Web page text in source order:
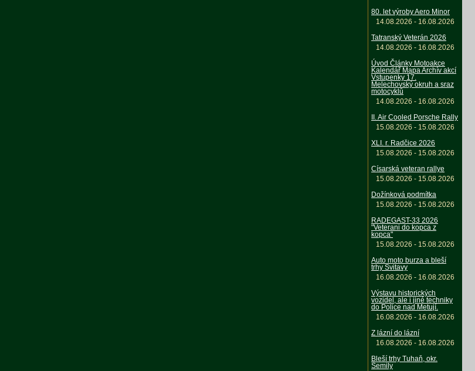
80. let výroby Aero Minor
14.08.2026 - 16.08.2026
Tatranský Veterán 2026
14.08.2026 - 16.08.2026
Úvod Články Motoakce
Kalendář Mapa Archív akcí
Vstupenky 17.
Melechovský okruh a sraz
motocyklů
14.08.2026 - 16.08.2026
II. Air Cooled Porsche Rally
15.08.2026 - 15.08.2026
XLI. r. Radčice 2026
15.08.2026 - 15.08.2026
Císarská veteran rallye
15.08.2026 - 15.08.2026
Dožínková podmítka
15.08.2026 - 15.08.2026
RADEGAST-33 2026
"Veterani do kopca z
kopca"
15.08.2026 - 15.08.2026
Auto moto burza a bleší
trhy Svitavy
16.08.2026 - 16.08.2026
Výstavu historických
vozidel, ale i jiné techniky
do Police nad Metují.
16.08.2026 - 16.08.2026
Z lázní do lázní
16.08.2026 - 16.08.2026
Bleší trhy Tuhaň, okr.
Semily